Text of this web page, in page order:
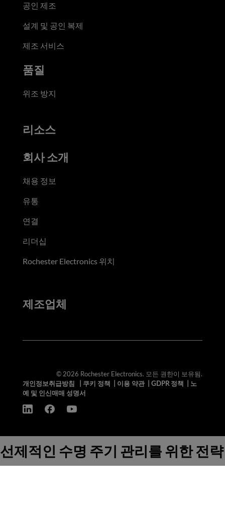
공인 제조
설계 및 공인 복제
제조 서비스
품질
위조 방지
리소스
회사 소개
채용 정보
유통
연결
리더십
Rochester Electronics 위치
제조업체
© 2026 Rochester Electronics. 모든 권한이 보유됨.
개인정보취급방침
쿠키 정책 이용 약관| GDPR 정책
노
예 및 인신매매 성명서
선제적인 수명 주기 관리를 위한 전략